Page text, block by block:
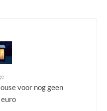
voor nog geen